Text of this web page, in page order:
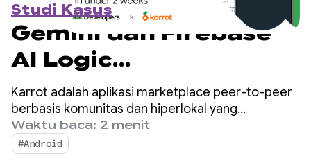
Studi Kasus
Gemini dan Firebase
AI Logic
memungkinkan
Karrot meningkatkan
penjualan dengan
Karrot adalah aplikasi marketplace peer-to-peer
berbasis komunitas dan hiperlokal yang
memungkinkan pengguna membeli, menjual, dan
menukar item dengan pengguna terverifikasi
lainnya. Sejak diluncurkan di Korea Selatan pada
Waktu baca: 2 menit
#Android